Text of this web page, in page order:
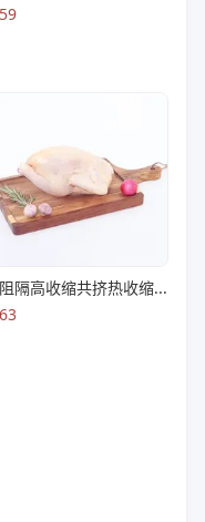
PE非阻隔高收缩共挤热收缩膜S83